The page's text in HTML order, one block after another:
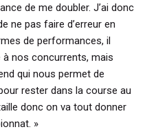
de me doubler. J’ai donc
ne pas faire d’erreur en
de performances, il
nos concurrents, mais
qui nous permet de
rester dans la course au
donc on va tout donner
»